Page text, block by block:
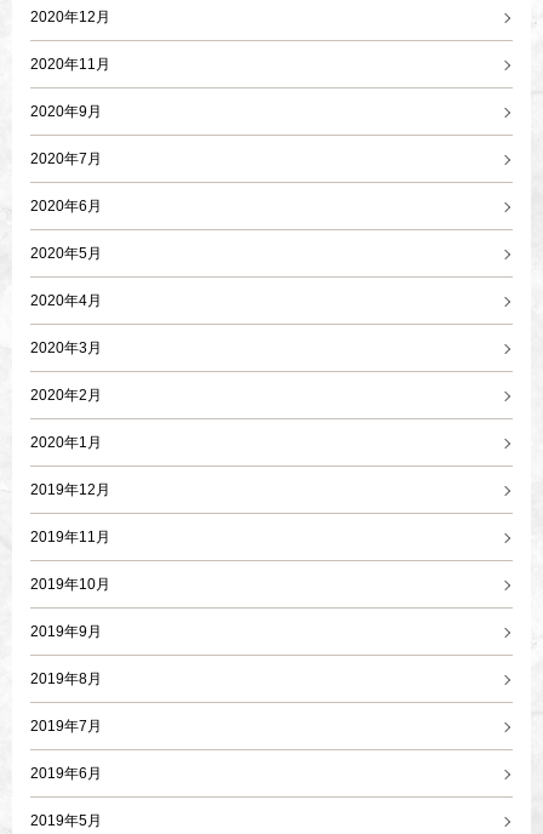
2020年12月
2020年11月
2020年9月
2020年7月
2020年6月
2020年5月
2020年4月
2020年3月
2020年2月
2020年1月
2019年12月
2019年11月
2019年10月
2019年9月
2019年8月
2019年7月
2019年6月
2019年5月